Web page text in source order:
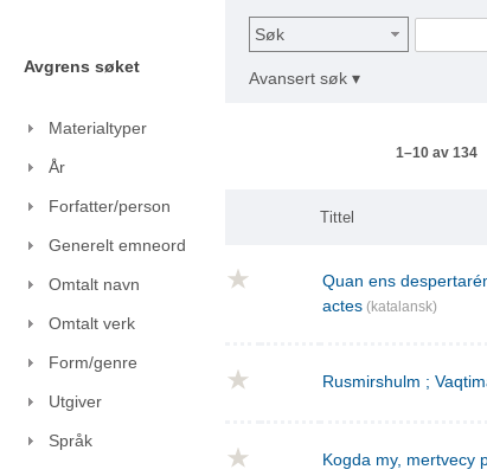
Avgrens søket
Materialtyper
År
Forfatter/person
Generelt emneord
Omtalt navn
Omtalt verk
Form/genre
Utgiver
Språk
Søk
Avansert søk ▾
1–10 av 134
Tittel
Quan ens
actes (katalansk)
Rusmirshulm ;
Kogda my, mertvecy